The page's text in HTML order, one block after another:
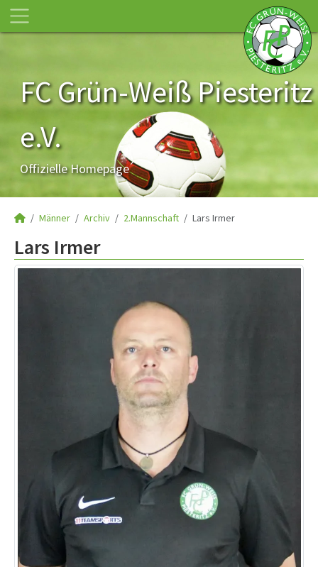
FC Grün-Weiß Piesteritz
e.V.
Offizielle Homepage
Männer Archiv 2.Mannschaft Lars Irmer
Lars Irmer